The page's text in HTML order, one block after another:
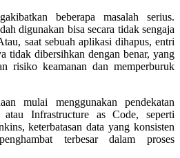
beberapa masalah serius.
digunakan bisa secara tidak sengaja
saat sebuah aplikasi dihapus, entri
tidak dibersihkan dengan benar, yang
risiko keamanan dan memperburuk
mulai menggunakan pendekatan
Infrastructure as Code, seperti
keterbatasan data yang konsisten
terbesar dalam proses